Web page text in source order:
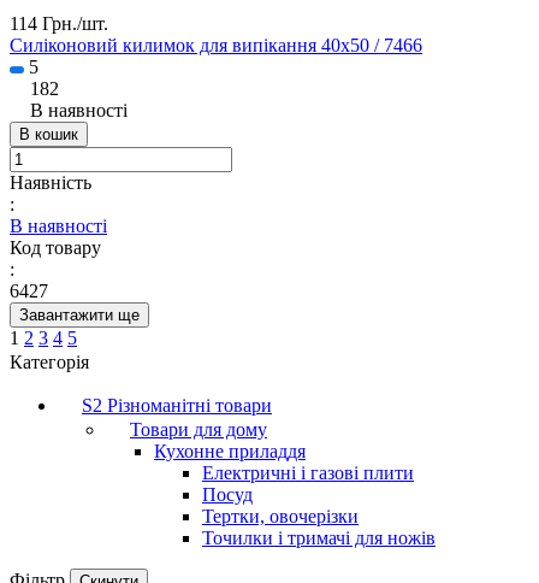
114 Грн./шт.
Силіконовий килимок для випікання 40x50 / 7466
5
182
В наявності
В кошик
Наявність
:
В наявності
Код товару
:
6427
Завантажити ще
1 2 3 4 5
Категорія
S2 Різноманітні товари
Товари для дому
Кухонне приладдя
Електричні і газові плити
Посуд
Тертки, овочерізки
Точилки і тримачі для ножів